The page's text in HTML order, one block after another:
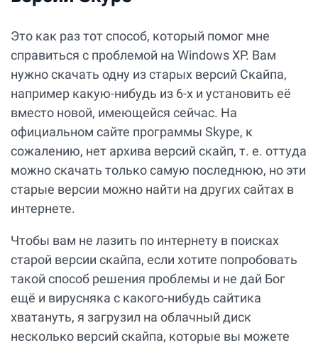
Это как раз тот способ, который помог мне
справиться с проблемой на Windows XP. Вам
нужно скачать одну из старых версий Скайпа,
например какую-нибудь из 6-х и установить её
вместо новой, имеющейся сейчас. На
официальном сайте программы Skype, к
сожалению, нет архива версий скайп, т. е. оттуда
можно скачать только самую последнюю, но эти
старые версии можно найти на других сайтах в
интернете.
Чтобы вам не лазить по интернету в поисках
старой версии скайпа, если хотите попробовать
такой способ решения проблемы и не дай Бог
ещё и вирусняка с какого-нибудь сайтика
хватануть, я загрузил на облачный диск
несколько версий скайпа, которые вы можете